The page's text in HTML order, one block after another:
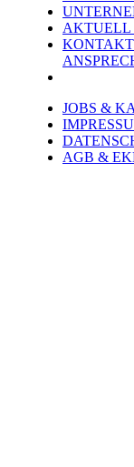
AKTUELL
JOBS &
AGB &